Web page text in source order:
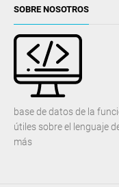
SOBRE NOSOTROS
base de datos de la
útiles sobre el lenguaje
más